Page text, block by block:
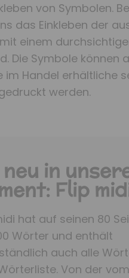
von Symbolen.
das Einkleben der
einem
Die Symbole können
im Handel erhältliche
werden.
in
Flip
hat auf seinen 80
Wörter und enthält
auch alle
Von der vom